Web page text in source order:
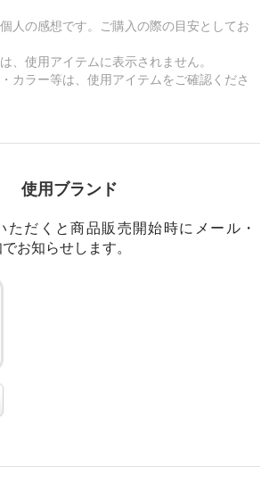
人の感想です。ご購入の際の目安としてお
、使用アイテムに表示されません。
カラー等は、使用アイテムをご確認くださ
使用ブランド
ただくと商品販売開始時にメール・
お知らせします。